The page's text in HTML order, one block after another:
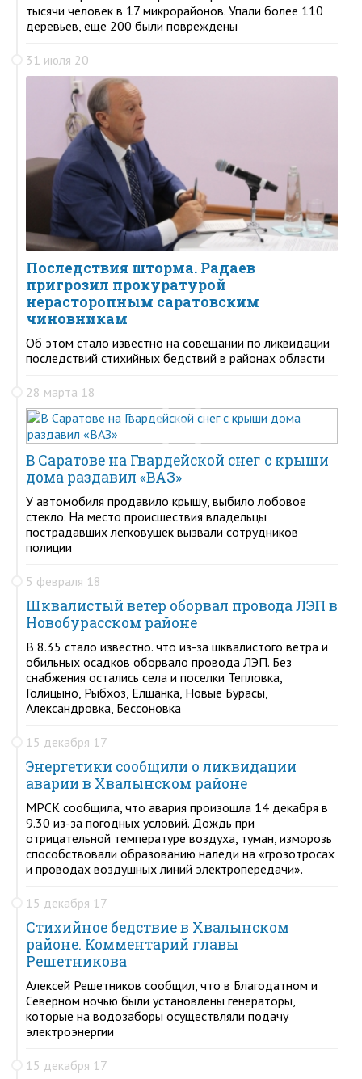
тысячи человек в 17 микрорайонов. Упали более 110
деревьев, еще 200 были повреждены
31 июля 20
Последствия шторма. Радаев
пригрозил прокуратурой
нерасторопным саратовским
чиновникам
Об этом стало известно на совещании по ликвидации
последствий стихийных бедствий в районах области
28 марта 18
В Саратове на Гвардейской снег с крыши
дома раздавил «ВАЗ»
У автомобиля продавило крышу, выбило лобовое
стекло. На место происшествия владельцы
пострадавших легковушек вызвали сотрудников
полиции
5 февраля 18
Шквалистый ветер оборвал провода ЛЭП в
Новобурасском районе
В 8.35 стало известно. что из-за шквалистого ветра и
обильных осадков оборвало провода ЛЭП. Без
снабжения остались села и поселки Тепловка,
Голицыно, Рыбхоз, Елшанка, Новые Бурасы,
Александровка, Бессоновка
15 декабря 17
Энергетики сообщили о ликвидации
аварии в Хвалынском районе
МРСК сообщила, что авария произошла 14 декабря в
9.30 из-за погодных условий. Дождь при
отрицательной температуре воздуха, туман, изморозь
способствовали образованию наледи на «грозотросах
и проводах воздушных линий электропередачи».
15 декабря 17
Стихийное бедствие в Хвалынском
районе. Комментарий главы
Решетникова
Алексей Решетников сообщил, что в Благодатном и
Северном ночью были установлены генераторы,
которые на водозаборы осуществляли подачу
электроэнергии
15 декабря 17